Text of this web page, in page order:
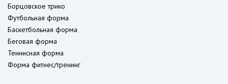
Борцовское трико
Футбольная форма
Баскетбольная форма
Беговая форма
Теннисная форма
Форма фитнес/тренинг